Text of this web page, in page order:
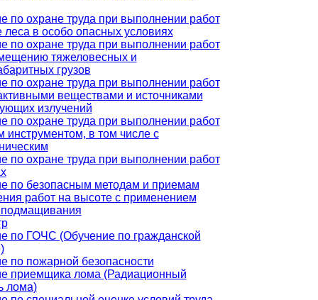
по охране труда при выполнении работ
леса в особо опасных условиях
по охране труда при выполнении работ
тяжеловесных и
грузов
по охране труда при выполнении работ
веществами и источниками
излучений
по охране труда при выполнении работ
инструментом, в том числе с
по охране труда при выполнении работ
по безопасным методам и приемам
работ на высоте с применением
подмащивания
по ГОЧС (Обучение по гражданской
по пожарной безопасности
приемщика лома (Радиационный
лома)